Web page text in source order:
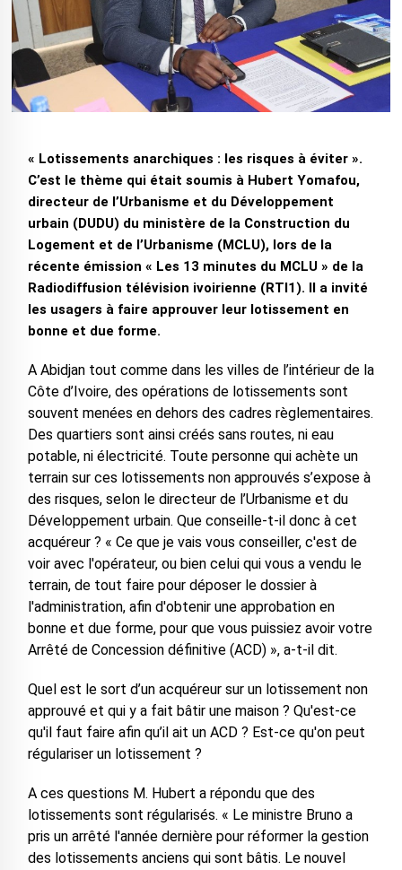
« Lotissements anarchiques : les risques à éviter ».
C’est le thème qui était soumis à Hubert Yomafou,
directeur de l’Urbanisme et du Développement
urbain (DUDU) du ministère de la Construction du
Logement et de l’Urbanisme (MCLU), lors de la
récente émission « Les 13 minutes du MCLU » de la
Radiodiffusion télévision ivoirienne (RTI1). Il a invité
les usagers à faire approuver leur lotissement en
bonne et due forme.
A Abidjan tout comme dans les villes de l’intérieur de la
Côte d’Ivoire, des opérations de lotissements sont
souvent menées en dehors des cadres règlementaires.
Des quartiers sont ainsi créés sans routes, ni eau
potable, ni électricité. Toute personne qui achète un
terrain sur ces lotissements non approuvés s’expose à
des risques, selon le directeur de l’Urbanisme et du
Développement urbain. Que conseille-t-il donc à cet
acquéreur ? « Ce que je vais vous conseiller, c'est de
voir avec l'opérateur, ou bien celui qui vous a vendu le
terrain, de tout faire pour déposer le dossier à
l'administration, afin d'obtenir une approbation en
bonne et due forme, pour que vous puissiez avoir votre
Arrêté de Concession définitive (ACD) », a-t-il dit.
Quel est le sort d’un acquéreur sur un lotissement non
approuvé et qui y a fait bâtir une maison ? Qu'est-ce
qu'il faut faire afin qu’il ait un ACD ? Est-ce qu'on peut
régulariser un lotissement ?
A ces questions M. Hubert a répondu que des
lotissements sont régularisés. « Le ministre Bruno a
pris un arrêté l'année dernière pour réformer la gestion
des lotissements anciens qui sont bâtis. Le nouvel